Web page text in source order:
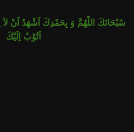
سُبْحَانَكَ اللّهُمَّ وَ بِحَمْدِكَ اَشْهَدُ اَنْ لاَ
اَتُوْبُ اِلَيْكَ